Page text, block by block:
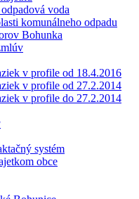
voda
komunálneho odpadu
Bohunka
v profile od 18.4.2016
v profile od 27.2.2014
v profile do 27.2.2014
systém
obce